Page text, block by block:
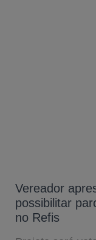
Vereador
possibilitar
no Refis